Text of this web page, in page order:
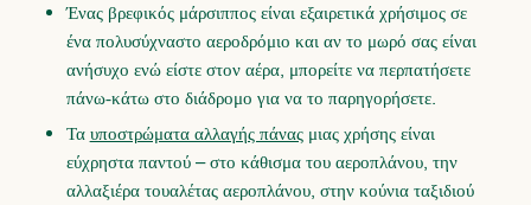
Ένας βρεφικός μάρσιππος είναι εξαιρετικά χρήσιμος σε
ένα πολυσύχναστο αεροδρόμιο και αν το μωρό σας είναι
ανήσυχο ενώ είστε στον αέρα, μπορείτε να περπατήσετε
πάνω-κάτω στο διάδρομο για να το παρηγορήσετε.
Τα υποστρώματα αλλαγής πάναςμιας χρήσης είναι
εύχρηστα παντού – στο κάθισμα του αεροπλάνου, την
αλλαξιέρα τουαλέτας αεροπλάνου, στην κούνια ταξιδιού